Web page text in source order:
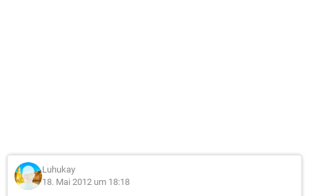
Luhukay
18. Mai 2012 um 18:18